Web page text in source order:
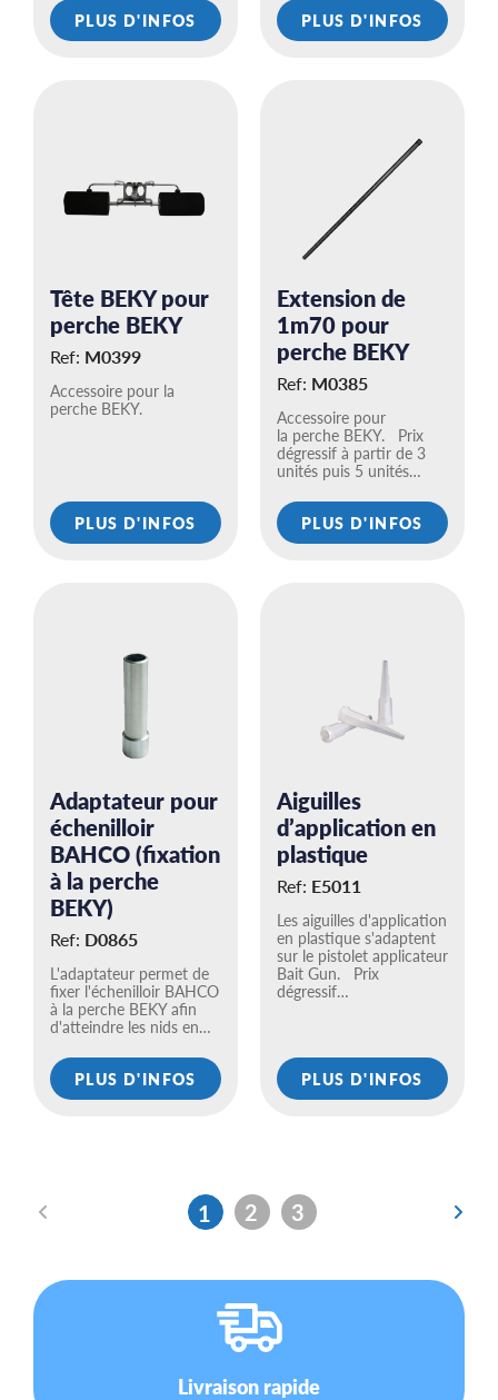
PLUS D'INFOS PLUS D'INFOS
Tête BEKY pour
perche BEKY
Ref: M0399
Accessoire pour la
perche BEKY.
PLUS D'INFOS
Extension de
1m70 pour
perche BEKY
Ref: M0385
Accessoire pour
la perche BEKY. Prix
dégressif à partir de 3
unités puis 5 unités…
PLUS D'INFOS
Adaptateur pour
échenilloir
BAHCO (fixation
à la perche
BEKY)
Ref: D0865
L'adaptateur permet de
fixer l'échenilloir BAHCO
à la perche BEKY afin
d'atteindre les nids en…
PLUS D'INFOS
Aiguilles
d’application en
plastique
Ref: E5011
Les aiguilles d'application
en plastique s'adaptent
sur le pistolet applicateur
Bait Gun. Prix
dégressif…
PLUS D'INFOS
1 2 3
Livraison rapide